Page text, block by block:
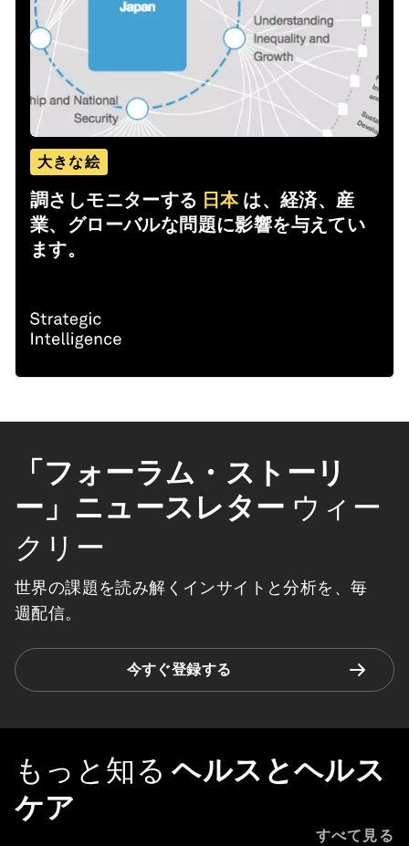
大きな絵
調さしモニターする 日本 は、経済、産
業、グローバルな問題に影響を与えてい
ます。
「フォーラム・ストーリ
ー」ニュースレター ウィー
クリー
世界の課題を読み解くインサイトと分析を、毎
週配信。
今すぐ登録する
もっと知る ヘルスとヘルス
ケア
すべて見る